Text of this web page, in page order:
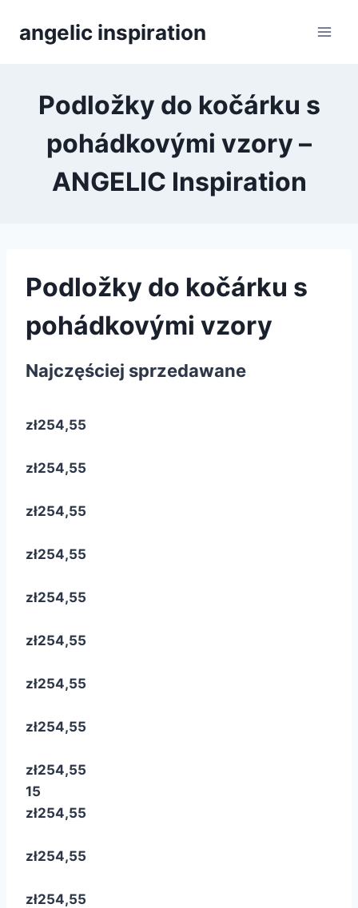
angelic inspiration
Podložky do kočárku s
pohádkovými vzory –
ANGELIC Inspiration
Podložky do kočárku s
pohádkovými vzory
Najczęściej sprzedawane
zł254,55
zł254,55
zł254,55
zł254,55
zł254,55
zł254,55
zł254,55
zł254,55
zł254,55
15
zł254,55
zł254,55
zł254,55